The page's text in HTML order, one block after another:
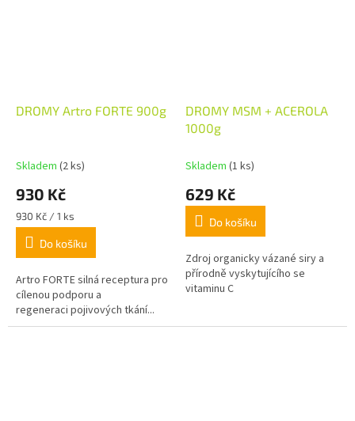
DROMY Artro FORTE 900g
Skladem (2 ks)
930 Kč
Měrná
cena:
930 Kč / 1 ks
Do košíku
Artro FORTE silná receptura pro
cílenou podporu a
regeneraci pojivových tkání...
DROMY MSM + ACEROLA
1000g
Skladem (1 ks)
629 Kč
Do košíku
Zdroj organicky vázané siry a
přírodně vyskytujícího se
vitaminu C